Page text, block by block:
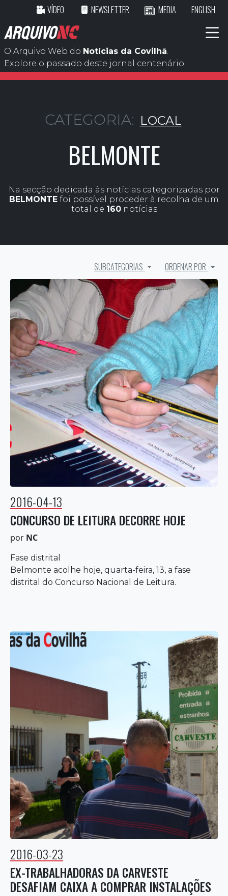
VÍDEO NEWSLETTER MEDIA ENGLISH
ARQUIVONC
O Arquivo Web do Notícias da Covilhã.
Explore o passado deste jornal centenário
CATEGORIA: LOCAL
BELMONTE
Na secção dedicada às notícias categorizadas por
BELMONTE foi possível proceder à recolha de um
total de 160notícias
SUBCATEGORIAS ORDENAR POR
2016-04-13
CONCURSO DE LEITURA DECORRE HOJE
por NC
Fase distrital
Belmonte acolhe hoje, quarta-feira, 13, a fase
distrital do Concurso Nacional de Leitura.
2016-03-23
EX-TRABALHADORAS DA CARVESTE
DESAFIAM CAIXA A COMPRAR INSTALAÇÕES